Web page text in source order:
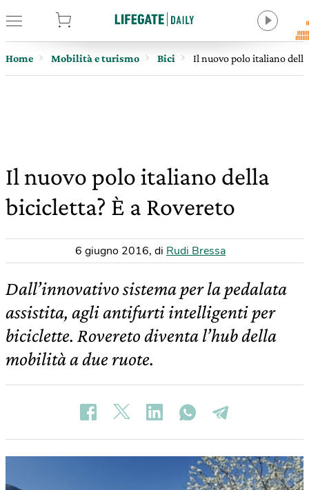
Home Mobilità e turismo Bici Il nuovo polo italiano
Il nuovo polo italiano della
bicicletta? È a Rovereto
6 giugno 2016, di Rudi Bressa
Dall’innovativo sistema per la pedalata
assistita, agli antifurti intelligenti per
biciclette. Rovereto diventa l’hub della
mobilità a due ruote.